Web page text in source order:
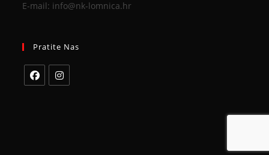
E-mail: info@nk-lomnica.hr
Pratite Nas